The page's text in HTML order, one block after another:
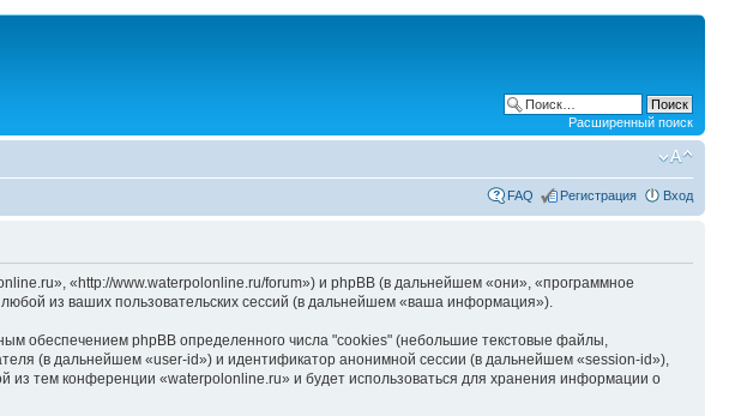
Расширенный поиск
FAQ Регистрация Вход
«http://www.waterpolonline.ru/forum») и phpBB (в дальнейшем «они», «программное
из ваших пользовательских сессий (в дальнейшем «ваша информация»).
обеспечением phpBB определенного числа "cookies" (небольшие текстовые файлы,
(в дальнейшем «user-id») и идентификатор анонимной сессии (в дальнейшем «session-id»),
тем конференции «waterpolonline.ru» и будет использоваться для хранения информации о